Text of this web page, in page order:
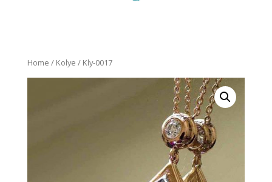
Home / Kolye / Kly-0017